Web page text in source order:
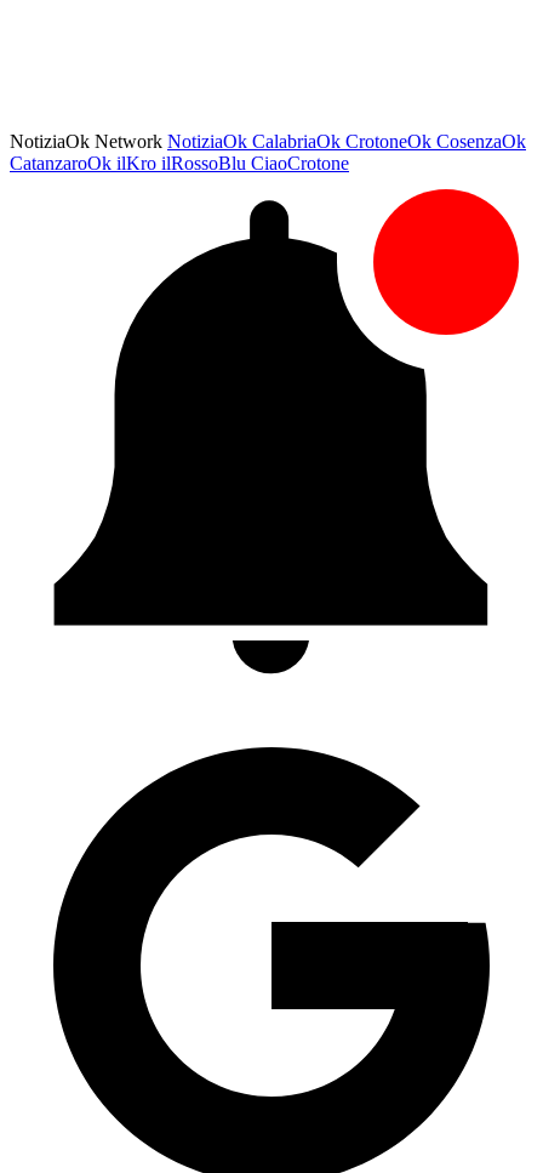
NotiziaOk Network NotiziaOk CalabriaOk CrotoneOk CosenzaOk
CatanzaroOk ilKro ilRossoBlu CiaoCrotone